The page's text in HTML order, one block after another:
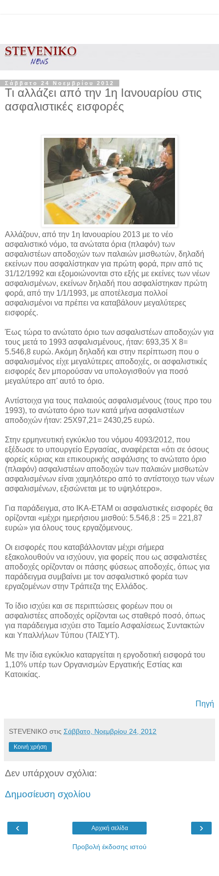
Σάββατο 24 Νοεμβρίου 2012
Τι αλλάζει από την 1η Ιανουαρίου στις
ασφαλιστικές εισφορές
Αλλάζουν, από την 1η Ιανουαρίου 2013 με το νέο
ασφαλιστικό νόμο, τα ανώτατα όρια (πλαφόν) των
ασφαλιστέων αποδοχών των παλαιών μισθωτών, δηλαδή
εκείνων που ασφαλίστηκαν για πρώτη φορά, πριν από τις
31/12/1992 και εξομοιώνονται στο εξής με εκείνες των νέων
ασφαλισμένων, εκείνων δηλαδή που ασφαλίστηκαν πρώτη
φορά, από την 1/1/1993, με αποτέλεσμα πολλοί
ασφαλισμένοι να πρέπει να καταβάλουν μεγαλύτερες
εισφορές.
Έως τώρα το ανώτατο όριο των ασφαλιστέων αποδοχών για
τους μετά το 1993 ασφαλισμένους, ήταν: 693,35 Χ 8=
5.546,8 ευρώ. Ακόμη δηλαδή και στην περίπτωση που ο
ασφαλισμένος είχε μεγαλύτερες αποδοχές, οι ασφαλιστικές
εισφορές δεν μπορούσαν να υπολογισθούν για ποσό
μεγαλύτερο απ' αυτό το όριο.
Αντίστοιχα για τους παλαιούς ασφαλισμένους (τους προ του
1993), το ανώτατο όριο των κατά μήνα ασφαλιστέων
αποδοχών ήταν: 25X97,21= 2430,25 ευρώ.
Στην ερμηνευτική εγκύκλιο του νόμου 4093/2012, που
εξέδωσε το υπουργείο Εργασίας, αναφέρεται «ότι σε όσους
φορείς κύριας και επικουρικής ασφάλισης το ανώτατο όριο
(πλαφόν) ασφαλιστέων αποδοχών των παλαιών μισθωτών
ασφαλισμένων είναι χαμηλότερο από το αντίστοιχο των νέων
ασφαλισμένων, εξισώνεται με το υψηλότερο».
Για παράδειγμα, στο ΙΚΑ-ΕΤΑΜ οι ασφαλιστικές εισφορές θα
ορίζονται «μέχρι ημερήσιου μισθού: 5.546,8 : 25 = 221,87
ευρώ» για όλους τους εργαζόμενους.
Οι εισφορές που καταβάλλονταν μέχρι σήμερα
εξακολουθούν να ισχύουν, για φορείς που ως ασφαλιστέες
αποδοχές ορίζονταν οι πάσης φύσεως αποδοχές, όπως για
παράδειγμα συμβαίνει με τον ασφαλιστικό φορέα των
εργαζομένων στην Τράπεζα της Ελλάδος.
Το ίδιο ισχύει και σε περιπτώσεις φορέων που οι
ασφαλιστέες αποδοχές ορίζονται ως σταθερό ποσό, όπως
για παράδειγμα ισχύει στο Ταμείο Ασφαλίσεως Συντακτών
και Υπαλλήλων Τύπου (ΤΑΙΣΥΤ).
Με την ίδια εγκύκλιο καταργείται η εργοδοτική εισφορά του
1,10% υπέρ των Οργανισμών Εργατικής Εστίας και
Κατοικίας.
Πηγή
STEVENIKO στις Σάββατο, Νοεμβρίου 24, 2012
Κοινή χρήση
Δεν υπάρχουν σχόλια:
Δημοσίευση σχολίου
‹ ›
Αρχική σελίδα
Προβολή έκδοσης ιστού